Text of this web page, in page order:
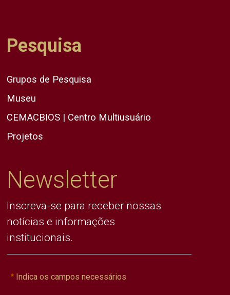
Pesquisa
Grupos de Pesquisa
Museu
CEMACBIOS | Centro Multiusuário
Projetos
Newsletter
Inscreva-se para receber nossas
notícias e informações
institucionais.
Indica os campos necessários